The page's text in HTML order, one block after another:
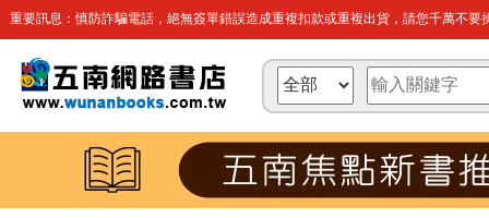
重要訊息：慎防詐騙電話，絕無簽單錯誤造成重複扣款或重複出貨，請您千萬不要